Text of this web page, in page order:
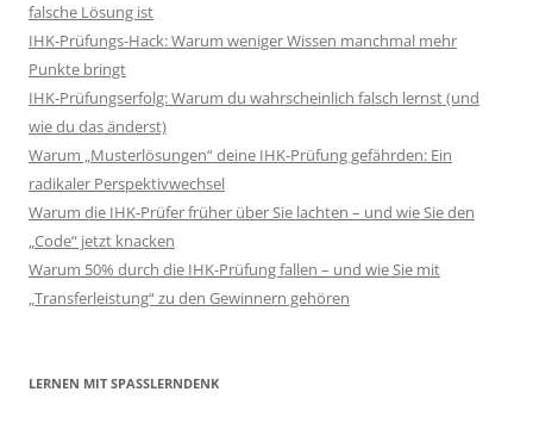
falsche Lösung ist
IHK-Prüfungs-Hack: Warum weniger Wissen manchmal mehr
Punkte bringt
IHK-Prüfungserfolg: Warum du wahrscheinlich falsch lernst (und
wie du das änderst)
Warum „Musterlösungen“ deine IHK-Prüfung gefährden: Ein
radikaler Perspektivwechsel
Warum die IHK-Prüfer früher über Sie lachten – und wie Sie den
„Code“ jetzt knacken
Warum 50% durch die IHK-Prüfung fallen – und wie Sie mit
„Transferleistung“ zu den Gewinnern gehören
LERNEN MIT SPASSLERNDENK